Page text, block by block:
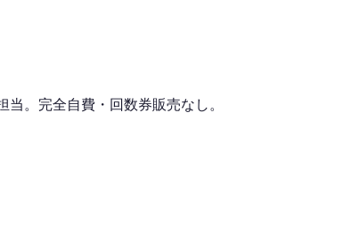
。完全自費・回数券販売なし。